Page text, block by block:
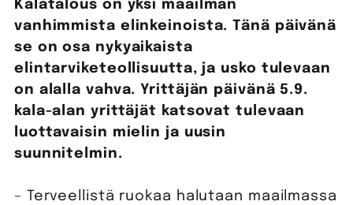
Kalatalous on yksi maailman
vanhimmista elinkeinoista. Tänä päivänä
se on osa nykyaikaista
elintarviketeollisuutta, ja usko tulevaan
on alalla vahva. Yrittäjän päivänä 5.9.
kala-alan yrittäjät katsovat tulevaan
luottavaisin mielin ja uusin
suunnitelmin.
– Terveellistä ruokaa halutaan maailmassa